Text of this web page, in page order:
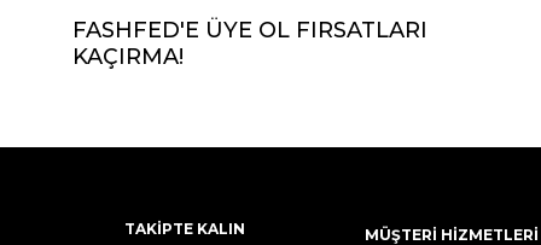
FASHFED'E ÜYE OL FIRSATLARI
KAÇIRMA!
TAKİPTE KALIN MÜŞTERİ HİZMETLERİ